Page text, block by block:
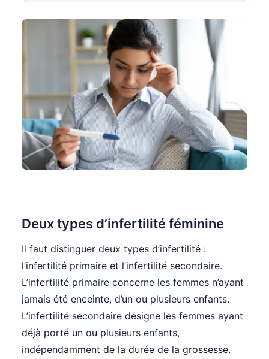
Deux types d’infertilité féminine
Il faut distinguer deux types d’infertilité :
l’infertilité primaire et l’infertilité secondaire.
L’infertilité primaire concerne les femmes n’ayant
jamais été enceinte, d’un ou plusieurs enfants.
L’infertilité secondaire désigne les femmes ayant
déjà porté un ou plusieurs enfants,
indépendamment de la durée de la grossesse.